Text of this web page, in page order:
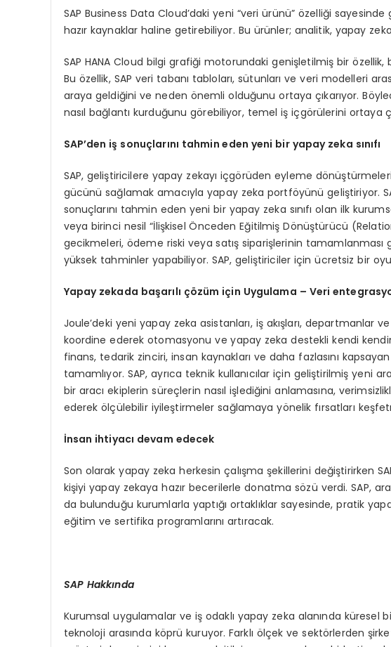
SAP Business Data Cloud’daki yeni “veri ürünü” özelliği
hazır kaynaklar haline getirebiliyor. Bu ürünler; analitik, yapay
SAP HANA Cloud bilgi grafiği motorundaki genişletilmiş bir
Bu özellik, SAP veri tabanı tabloları, sütunları ve veri modelleri
araya geldiğini ve neden önemli olduğunu ortaya çıkarıyor.
nasıl bağlantı kurduğunu görebiliyor, temel iş içgörülerini ortaya
SAP’den iş sonuçlarını tahmin eden yeni bir yapay zeka sınıfı
SAP, geliştiricilere yapay zekayı içgörüden eyleme
gücünü sağlamak amacıyla yapay zeka portföyünü geliştiriyor.
sonuçlarını tahmin eden yeni bir yapay zeka sınıfı olan ilk
veya birinci nesil “İlişkisel Önceden Eğitilmiş Dönüştürücü
gecikmeleri, ödeme riski veya satış siparişlerinin tamamlanması
yüksek tahminler yapabiliyor. SAP, geliştiriciler için ücretsiz bir
Yapay zekada başarılı çözüm için Uygulama – Veri
Joule’deki yeni yapay zeka asistanları, iş akışları, departmanlar
koordine ederek otomasyonu ve yapay zeka destekli kendi
finans, tedarik zinciri, insan kaynakları ve daha fazlasını
tamamlıyor. SAP, ayrıca teknik kullanıcılar için geliştirilmiş yeni
bir aracı ekiplerin süreçlerin nasıl işlediğini anlamasına,
ederek ölçülebilir iyileştirmeler sağlamaya yönelik fırsatları
İnsan ihtiyacı devam edecek
Son olarak yapay zeka herkesin çalışma şekillerini değiştirirken
kişiyi yapay zekaya hazır becerilerle donatma sözü verdi. SAP,
da bulunduğu kurumlarla yaptığı ortaklıklar sayesinde, pratik
eğitim ve sertifika programlarını artıracak.
SAP Hakkında
Kurumsal uygulamalar ve iş odaklı yapay zeka alanında küresel
teknoloji arasında köprü kuruyor. Farklı ölçek ve sektörlerden